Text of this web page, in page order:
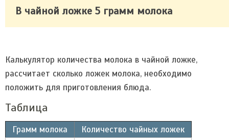
В чайной ложке 5 грамм молока
Калькулятор количества молока в чайной ложке,
рассчитает сколько ложек молока, необходимо
положить для приготовления блюда.
Таблица
Грамм молока
Количество чайных ложек